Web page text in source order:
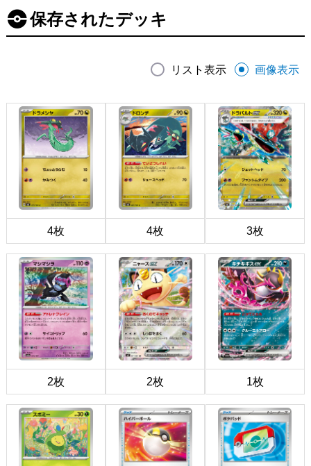
保存されたデッキ
リスト表示 画像表示
4枚 4枚 3枚
2枚 2枚 1枚